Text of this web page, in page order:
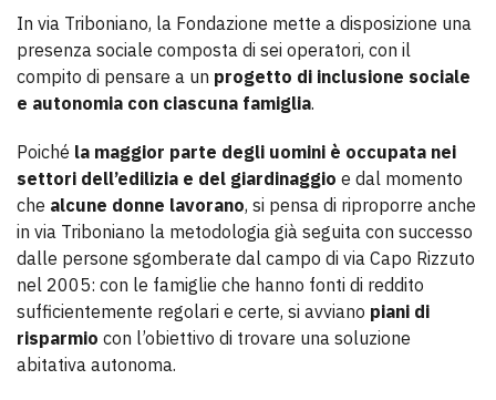
In via Triboniano, la Fondazione mette a disposizione una
presenza sociale composta di sei operatori, con il
compito di pensare a un progetto di inclusione sociale
e autonomia con ciascuna famiglia.
Poiché la maggior parte degli uomini è occupata nei
settori dell’edilizia e del giardinaggio e dal momento
che alcune donne lavorano, si pensa di riproporre anche
in via Triboniano la metodologia già seguita con successo
dalle persone sgomberate dal campo di via Capo Rizzuto
nel 2005: con le famiglie che hanno fonti di reddito
sufficientemente regolari e certe, si avviano piani di
risparmio con l’obiettivo di trovare una soluzione
abitativa autonoma.